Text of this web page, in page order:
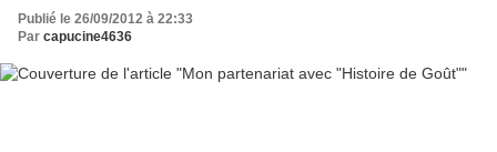
Publié le 26/09/2012 à 22:33
Par capucine4636